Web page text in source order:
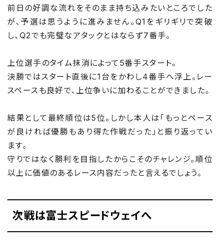
前日の好調な流れをそのまま持ち込みたいところでした
が、予選は思うように進みません。Q1をギリギリで突破
し、Q2でも完璧なアタックとはならず7番手。
上位選手のタイム抹消によって5番手スタート。
決勝ではスタート直後に1台をかわし4番手へ浮上。レー
スペースも良好で、上位争いに加わることができました。
結果として最終順位は5位。しかし本人は「もっとペース
が良ければ優勝もあり得た作戦だった」と振り返ってい
ます。
守りではなく勝利を目指したからこそのチャレンジ。順位
以上に価値のあるレース内容だったと言えるでしょう。
次戦は富士スピードウェイへ